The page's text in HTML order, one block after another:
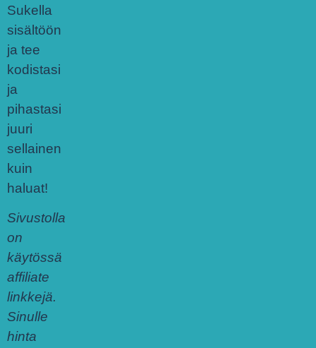
Sukella
sisältöön
ja tee
kodistasi
ja
pihastasi
juuri
sellainen
kuin
haluat!
Sivustolla
on
käytössä
affiliate
linkkejä.
Sinulle
hinta